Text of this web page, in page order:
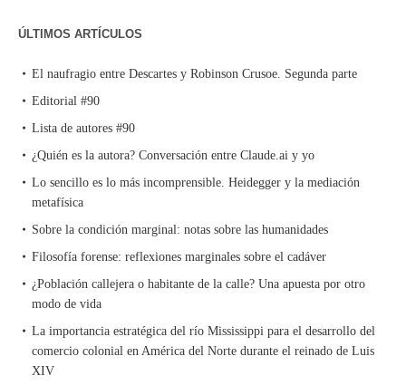
ÚLTIMOS ARTÍCULOS
El naufragio entre Descartes y Robinson Crusoe. Segunda parte
Editorial #90
Lista de autores #90
¿Quién es la autora? Conversación entre Claude.ai y yo
Lo sencillo es lo más incomprensible. Heidegger y la mediación
metafísica
Sobre la condición marginal: notas sobre las humanidades
Filosofía forense: reflexiones marginales sobre el cadáver
¿Población callejera o habitante de la calle? Una apuesta por otro
modo de vida
La importancia estratégica del río Mississippi para el desarrollo del
comercio colonial en América del Norte durante el reinado de Luis
XIV